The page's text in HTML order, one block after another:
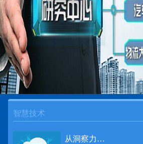
智慧技术
从洞察力到生产力 伊利大数据的价值创造